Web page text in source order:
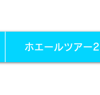
ホエールツアー